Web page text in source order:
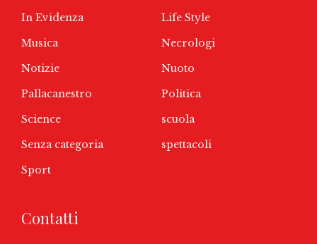
In Evidenza
Life Style
Musica
Necrologi
Notizie
Nuoto
Pallacanestro
Politica
Science
scuola
Senza categoria
spettacoli
Sport
Contatti